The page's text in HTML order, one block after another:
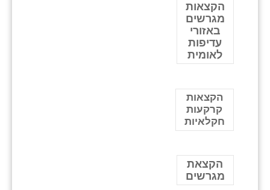
הקצאות
מגרשים
באזורי
עדיפות
לאומית
הקצאות
קרקעות
חקלאיות
הקצאת
מגרשים